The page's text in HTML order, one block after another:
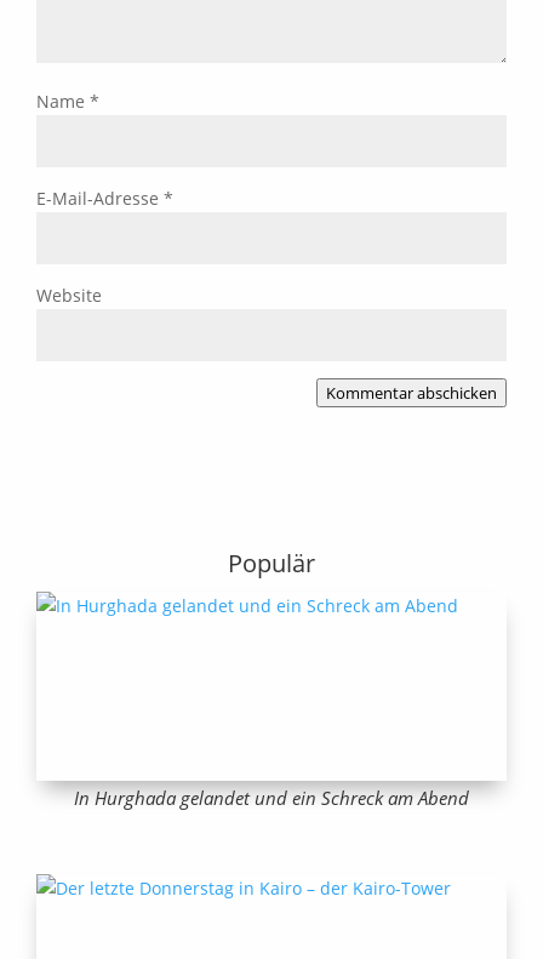
Name *
E-Mail-Adresse *
Website
Kommentar abschicken
Populär
In Hurghada gelandet und ein Schreck am Abend